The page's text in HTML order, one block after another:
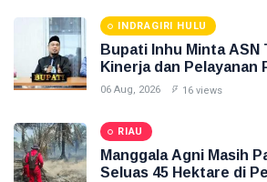
INDRAGIRI HULU
Bupati Inhu Minta ASN
Kinerja dan Pelayanan
06 Aug, 2026 16 views
RIAU
Manggala Agni Masih
Seluas 45 Hektare di